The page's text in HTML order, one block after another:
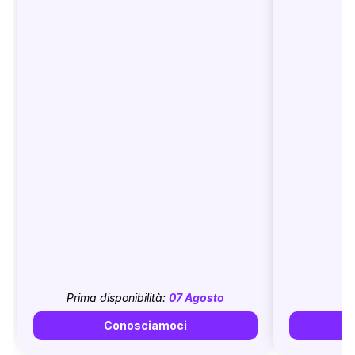
Prima disponibilità:07 Agosto
Conosciamoci